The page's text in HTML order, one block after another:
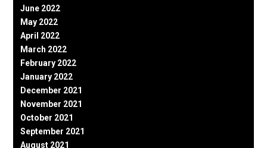
June 2022
May 2022
April 2022
March 2022
February 2022
January 2022
December 2021
November 2021
October 2021
September 2021
August 2021